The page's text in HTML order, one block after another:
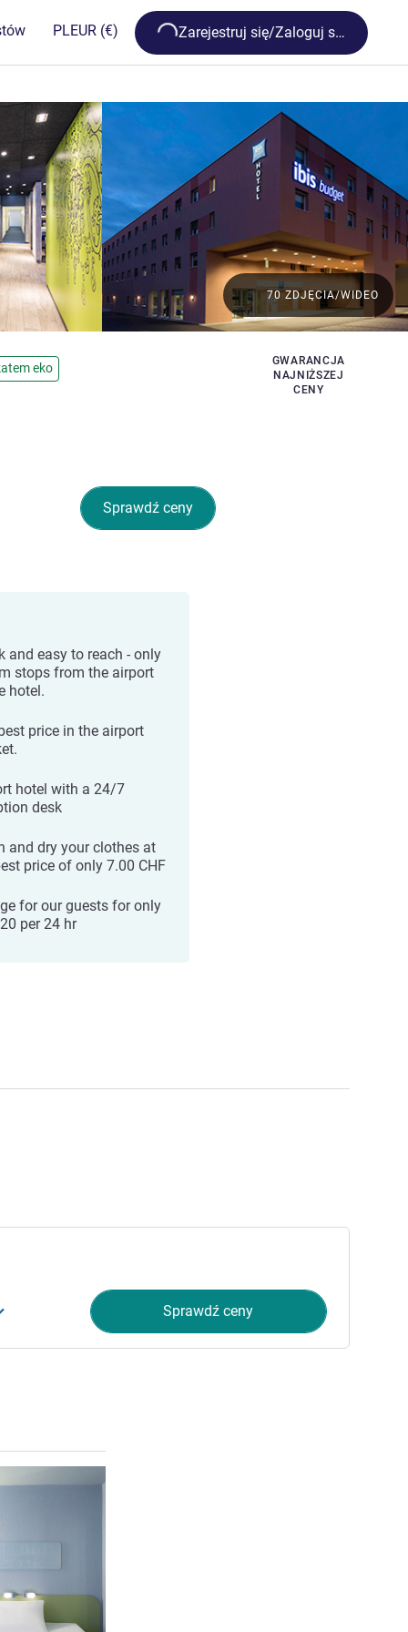
PLEUR (€) Loading...
Zarejestruj się/Zaloguj się
eko
GWARANCJA
NAJNIŻSZEJ
CENY
70 ZDJĘCIA/WIDEO
Sprawdź ceny
and easy to reach - only
stops from the airport
hotel.
price in the airport
hotel with a 24/7
desk
and dry your clothes at
price of only 7.00 CHF
for our guests for only
per 24 hr
Sprawdź ceny